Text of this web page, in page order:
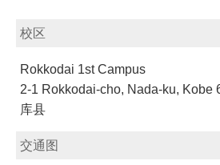
校区
Rokkodai 1st Campus
2-1 Rokkodai-cho, Nada-ku, Kobe
库县
交通图